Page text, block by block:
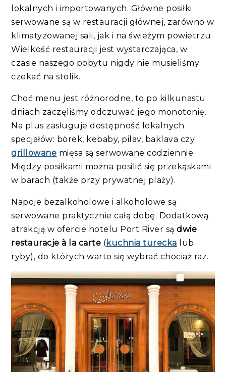
lokalnych i importowanych. Główne posiłki
serwowane są w restauracji głównej, zarówno w
klimatyzowanej sali, jak i na świeżym powietrzu.
Wielkość restauracji jest wystarczająca, w
czasie naszego pobytu nigdy nie musieliśmy
czekać na stolik.
Choć menu jest różnorodne, to po kilkunastu
dniach zaczęliśmy odczuwać jego monotonię.
Na plus zasługuje dostępność lokalnych
specjałów: börek, kebaby, pilav, baklava czy
grillowane mięsa są serwowane codziennie.
Między posiłkami można posilić się przekąskami
w barach (także przy prywatnej plaży).
Napoje bezalkoholowe i alkoholowe są
serwowane praktycznie całą dobę. Dodatkową
atrakcją w ofercie hotelu Port River sądwie
restauracje à la carte (kuchnia turecka lub
ryby), do których warto się wybrać chociaż raz.